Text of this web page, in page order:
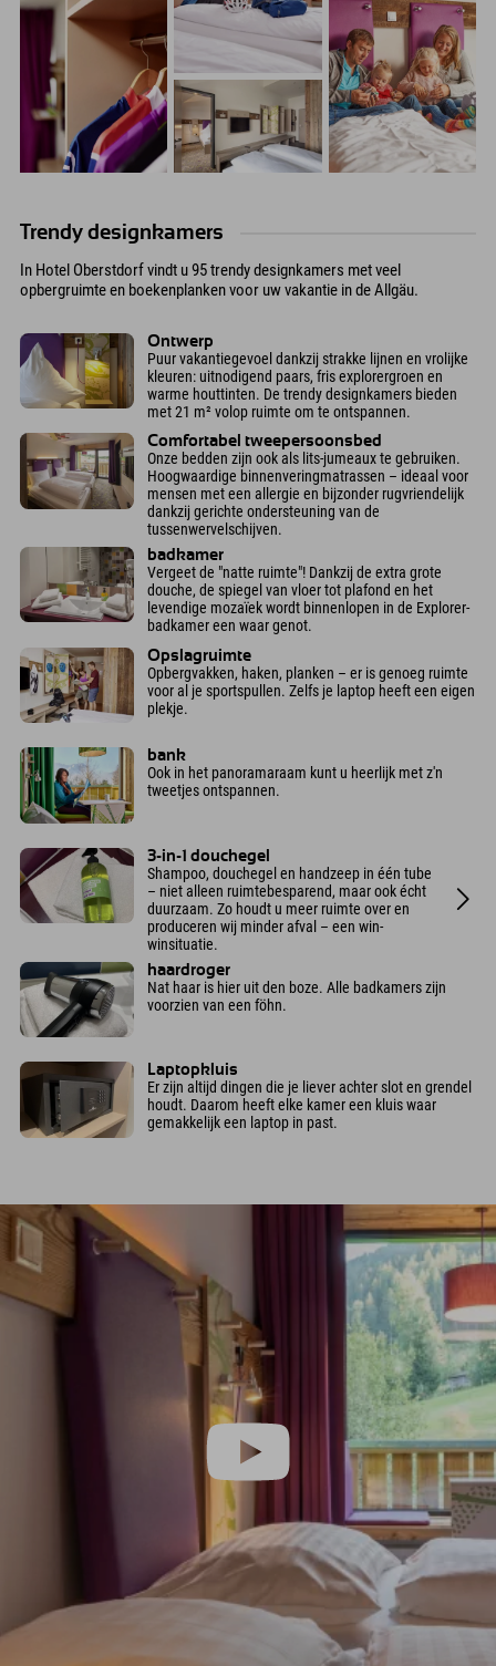
Trendy designkamers
In Hotel Oberstdorf vindt u 95 trendy designkamers met veel
opbergruimte en boekenplanken voor uw vakantie in de Allgäu.
Ontwerp
Puur vakantiegevoel dankzij strakke lijnen en vrolijke
kleuren: uitnodigend paars, fris explorergroen en
warme houttinten. De trendy designkamers bieden
met 21 m² volop ruimte om te ontspannen.
Comfortabel tweepersoonsbed
Onze bedden zijn ook als lits-jumeaux te gebruiken.
Hoogwaardige binnenveringmatrassen – ideaal voor
mensen met een allergie en bijzonder rugvriendelijk
dankzij gerichte ondersteuning van de
tussenwervelschijven.
badkamer
Vergeet de "natte ruimte"! Dankzij de extra grote
douche, de spiegel van vloer tot plafond en het
levendige mozaïek wordt binnenlopen in de Explorer-
badkamer een waar genot.
Opslagruimte
Opbergvakken, haken, planken – er is genoeg ruimte
voor al je sportspullen. Zelfs je laptop heeft een eigen
plekje.
bank
Ook in het panoramaraam kunt u heerlijk met z'n
tweetjes ontspannen.
3-in-1 douchegel
Shampoo, douchegel en handzeep in één tube
– niet alleen ruimtebesparend, maar ook écht
duurzaam. Zo houdt u meer ruimte over en
produceren wij minder afval – een win-
winsituatie.
haardroger
Nat haar is hier uit den boze. Alle badkamers zijn
voorzien van een föhn.
Laptopkluis
Er zijn altijd dingen die je liever achter slot en grendel
houdt. Daarom heeft elke kamer een kluis waar
gemakkelijk een laptop in past.